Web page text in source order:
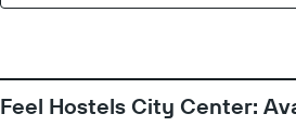
Feel Hostels City Center: